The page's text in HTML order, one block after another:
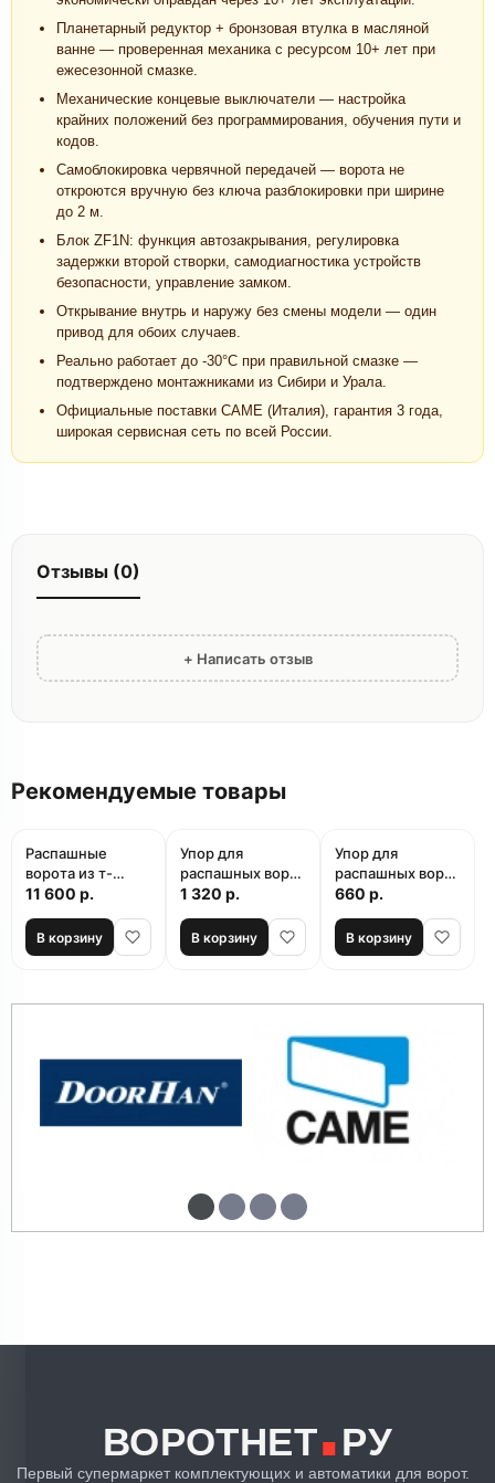
Планетарный редуктор + бронзовая втулка в масляной
ванне — проверенная механика с ресурсом 10+ лет при
ежесезонной смазке.
Механические концевые выключатели — настройка
крайних положений без программирования, обучения пути и
кодов.
Самоблокировка червячной передачей — ворота не
откроются вручную без ключа разблокировки при ширине
до 2 м.
Блок ZF1N: функция автозакрывания, регулировка
задержки второй створки, самодиагностика устройств
безопасности, управление замком.
Открывание внутрь и наружу без смены модели — один
привод для обоих случаев.
Реально работает до -30°C при правильной смазке —
подтверждено монтажниками из Сибири и Урала.
Официальные поставки CAME (Италия), гарантия 3 года,
широкая сервисная сеть по всей России.
Отзывы (0)
+ Написать отзыв
Рекомендуемые товары
Распашные
ворота из т-
профиля 2 мм
11 600 р.
В корзину
Упор для
распашных ворот
Furniteh MX02A
1 320 р.
В корзину
Упор для
распашных ворот
Furniteh MX03B
660 р.
В корзину
ВОРОТНЕТ.РУ
Первый супермаркет комплектующих и автоматики для ворот.